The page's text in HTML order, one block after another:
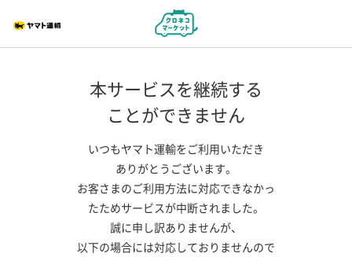
本サービスを継続する
ことができません
いつもヤマト運輸をご利用いただき
ありがとうございます。
お客さまのご利用方法に対応できなかっ
たためサービスが中断されました。
誠に申し訳ありませんが、
以下の場合には対応しておりませんので